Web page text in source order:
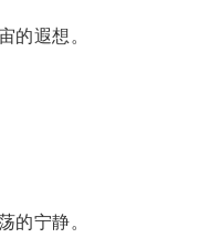
的遐想。
的宁静。